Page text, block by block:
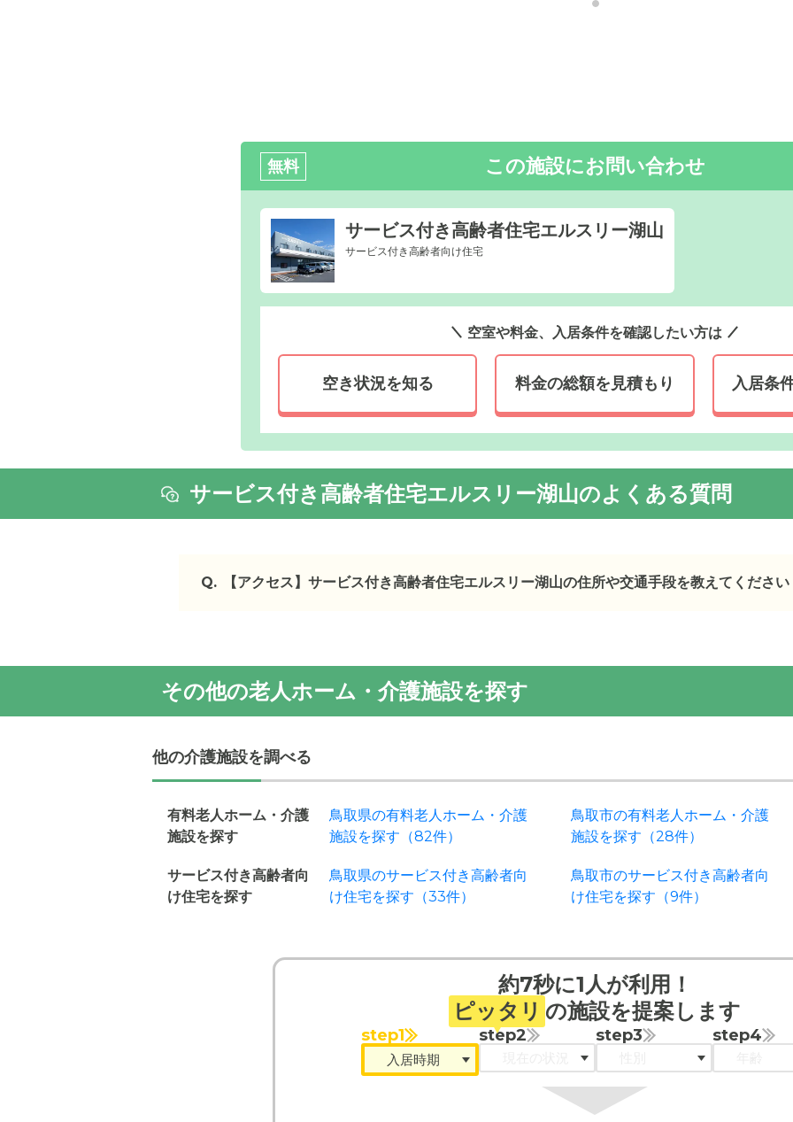
無料 この施設にお問い合わせ
サービス付き高齢者住宅エルスリー湖山
サービス付き高齢者向け住宅
空室や料金、入居条件を確認したい方は
空き状況を知る 料金の総額を見積もり 入居条
サービス付き高齢者住宅エルスリー湖山のよくある質問
Q. 【アクセス】サービス付き高齢者住宅エルスリー湖山の住所や交通手段を教えてください
最寄り駅：
その他の老人ホーム・介護施設を探す
他の介護施設を調べる
有料老人ホーム・介護
施設を探す
鳥取県の有料老人ホーム・介護
施設を探す（82件）
鳥取市の有料老人ホーム・介護
施設を探す（28件）
サービス付き高齢者向
け住宅を探す
鳥取県のサービス付き高齢者向
け住宅を探す（33件）
鳥取市のサービス付き高齢者向
け住宅を探す（9件）
約7秒に1人が利用！
ピッタリ の施設を提案します
step1 step2 step3 step4